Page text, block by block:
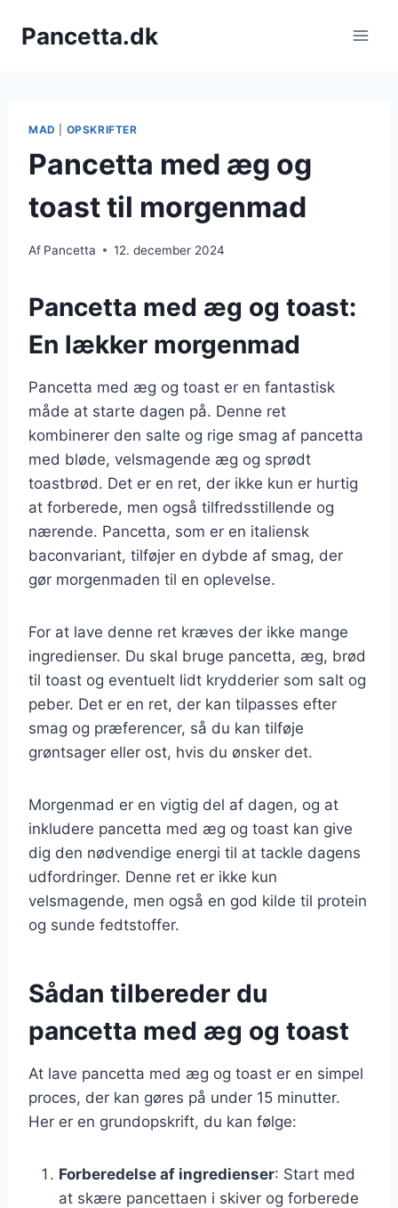
Pancetta.dk
MAD OPSKRIFTER
Pancetta med æg og
toast til morgenmad
Af Pancetta 12. december 2024
Pancetta med æg og toast:
En lækker morgenmad
Pancetta med æg og toast er en fantastisk
måde at starte dagen på. Denne ret
kombinerer den salte og rige smag af pancetta
med bløde, velsmagende æg og sprødt
toastbrød. Det er en ret, der ikke kun er hurtig
at forberede, men også tilfredsstillende og
nærende. Pancetta, som er en italiensk
baconvariant, tilføjer en dybde af smag, der
gør morgenmaden til en oplevelse.
For at lave denne ret kræves der ikke mange
ingredienser. Du skal bruge pancetta, æg, brød
til toast og eventuelt lidt krydderier som salt og
peber. Det er en ret, der kan tilpasses efter
smag og præferencer, så du kan tilføje
grøntsager eller ost, hvis du ønsker det.
Morgenmad er en vigtig del af dagen, og at
inkludere pancetta med æg og toast kan give
dig den nødvendige energi til at tackle dagens
udfordringer. Denne ret er ikke kun
velsmagende, men også en god kilde til protein
og sunde fedtstoffer.
Sådan tilbereder du
pancetta med æg og toast
At lave pancetta med æg og toast er en simpel
proces, der kan gøres på under 15 minutter.
Her er en grundopskrift, du kan følge:
Forberedelse af ingredienser: Start med
at skære pancettaen i skiver og forberede